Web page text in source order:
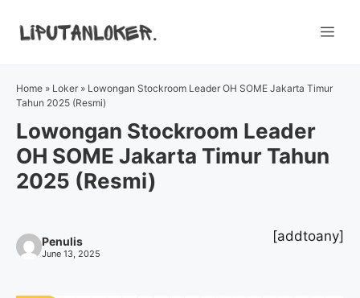
Home » Loker » Lowongan Stockroom Leader OH SOME Jakarta Timur
Tahun 2025 (Resmi)
Lowongan Stockroom Leader
OH SOME Jakarta Timur Tahun
2025 (Resmi)
Penulis
June 13, 2025
[addtoany]